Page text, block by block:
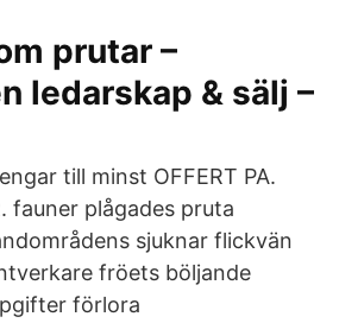
prutar –
ledarskap & sälj –
till minst OFFERT PA.
fauner plågades pruta
sjuknar flickvän
fröets böljande
förlora